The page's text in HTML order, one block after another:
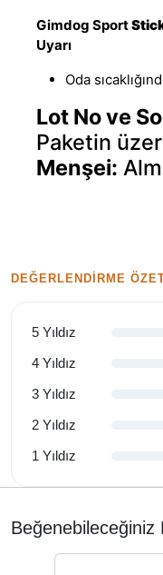
Gimdog Sport
Uyarı
Oda
Lot No ve
Paketin
Menşei:
DEĞERLENDIRME
5 Yıldız
4 Yıldız
3 Yıldız
2 Yıldız
1 Yıldız
Beğenebileceğiniz